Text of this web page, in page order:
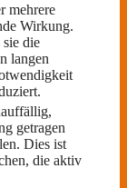
mehrere
Wirkung.
die
langen
getragen
Dies ist
die aktiv